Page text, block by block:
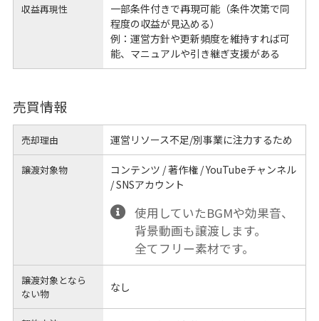
収益再現性
一部条件付きで再現可能（条件次第で同
程度の収益が見込める）
例：運営方針や更新頻度を維持すれば可
能、マニュアルや引き継ぎ支援がある
売買情報
売却理由 運営リソース不足/別事業に注力するため
譲渡対象物
コンテンツ / 著作権 / YouTubeチャンネル
/ SNSアカウント
使用していたBGMや効果音、
背景動画も譲渡します。
全てフリー素材です。
譲渡対象となら
ない物
なし